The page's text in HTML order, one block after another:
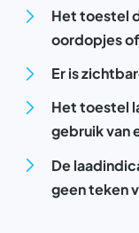
Het toestel
oordopjes
Er is
Het toestel
gebruik van
De
geen teken